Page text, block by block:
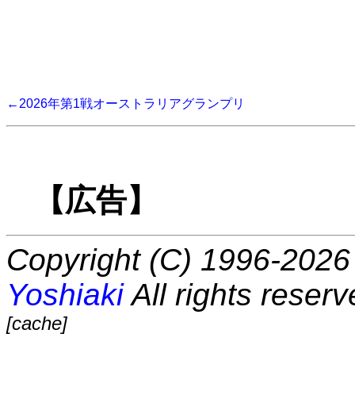
←2026年第1戦オーストラリアグランプリ
【広告】
Copyright (C) 1996-
YoshiakiAll rights
[cache]